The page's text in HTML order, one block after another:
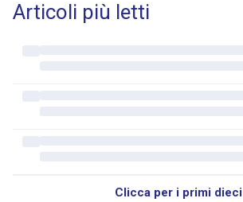
Articoli più letti
Clicca per i primi dieci